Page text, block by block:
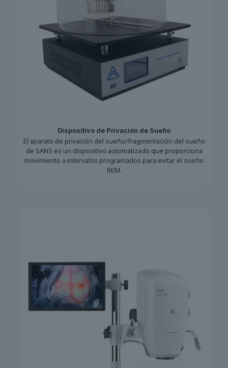
Dispositivo de Privación de Sueño
El aparato de privación del sueño/fragmentación del sueño
de SANS es un dispositivo automatizado que proporciona
movimiento a intervalos programados para evitar el sueño
REM.